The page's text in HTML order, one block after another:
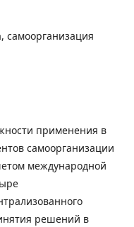
самоорганизация
применения в
самоорганизации
международной
решений в